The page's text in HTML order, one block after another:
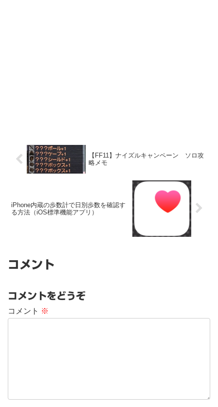
【FF11】ナイズルキャンペーン ソロ攻
略メモ
iPhone内蔵の歩数計で日別歩数を確認す
る方法（iOS標準機能アプリ）
コメント
コメントをどうぞ
コメント ※